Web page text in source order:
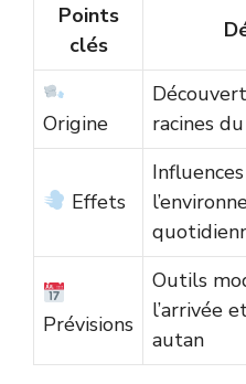
Points
clés
Origine
racines
Effets
Prévisions
Outils
l’arrivée
autan